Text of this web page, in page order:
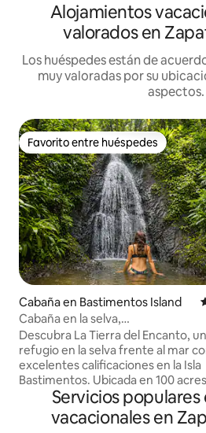
Alojamientos
valorados en
Los huéspedes están de
muy valoradas por su
aspectos.
Favorito entre huéspedes
Favorito entre huéspedes
Cabaña en Bastimentos Island
Cabaña en la selva,
cascadas/océano/senderos/100
Descubra La Tierra del Encanto, un
refugio en la selva frente al mar
excelentes calificaciones en la Isla
Bastimentos. Ubicada en 100
selva tropical protegida, esta
ofrece avistamiento de aves,
un bosque de cacao y kilómetros
Servicios
vacacionales en